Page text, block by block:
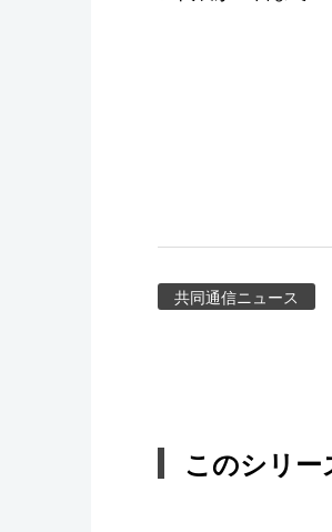
共同通信ニュース
このシリ